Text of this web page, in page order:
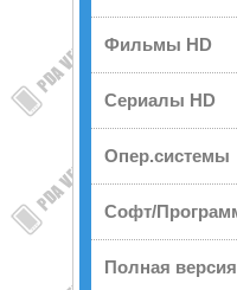
Фильмы HD
Сериалы HD
Опер.системы
Софт/
Полная версия